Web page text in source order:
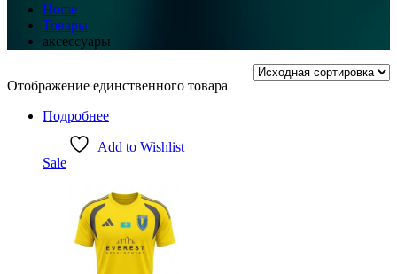
Home
Товары
аксессуары
Отображение единственного товара
Подробнее
Add to Wishlist
Sale